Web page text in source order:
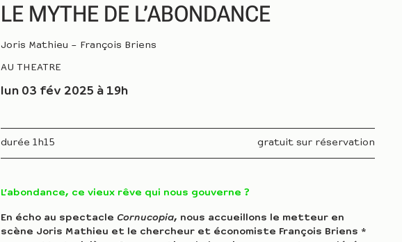
LE MYTHE DE L’ABONDANCE
Joris Mathieu – François Briens
AU THEATRE
lun 03 fév 2025 à 19h
durée 1h15 gratuit sur réservation
L’abondance, ce vieux rêve qui nous gouverne ?
En écho au spectacleCornucopia, nous accueillons le metteur en
scène Joris Mathieu et le chercheur et économiste François Briens *